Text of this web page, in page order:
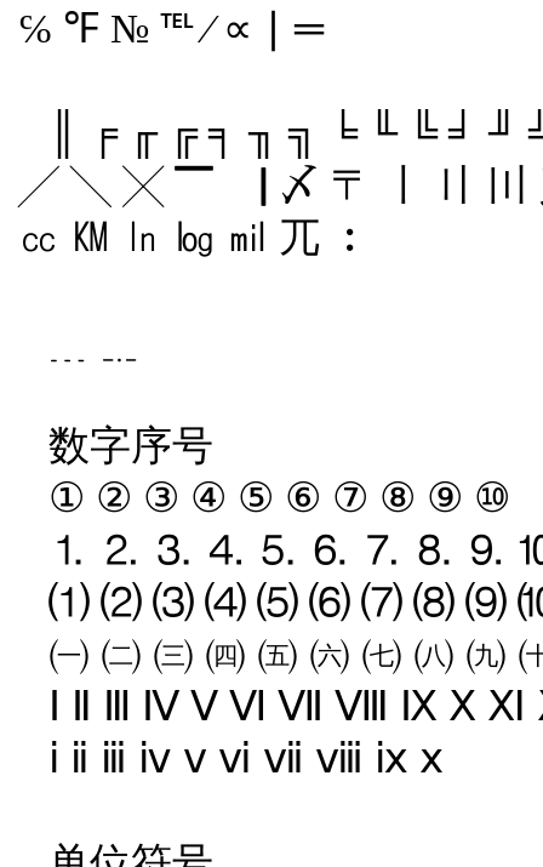
℅ ℉ № ℡ ∕ ∝ ∣ ═
║ ╒ ╓ ╔ ╕ ╖ ╗ ╘ ╙ ╚ ╛
╱ ╲ ╳ ▔ ▕ 〆 〒 〡 〢 〣
㏄ ㏎ ㏑ ㏒ ㏕ 兀 ︰
数字序号
① ② ③ ④ ⑤ ⑥ ⑦ ⑧ ⑨ ⑩
⒈ ⒉ ⒊ ⒋ ⒌ ⒍ ⒎ ⒏ ⒐
⑴ ⑵ ⑶ ⑷ ⑸ ⑹ ⑺ ⑻ ⑼
㈠ ㈡ ㈢ ㈣ ㈤ ㈥ ㈦ ㈧ ㈨
Ⅰ Ⅱ Ⅲ Ⅳ Ⅴ Ⅵ Ⅶ Ⅷ Ⅸ Ⅹ
ⅰ ⅱ ⅲ ⅳ ⅴ ⅵ ⅶ ⅷ ⅸ ⅹ